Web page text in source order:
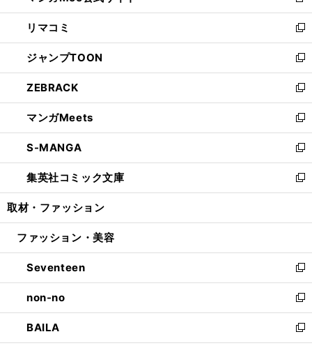
ウ
で
開
く
ン
ド
ウ
で
開
く
ウ
ィ
ン
ド
ウ
で
開
く
し
い
ウ
ィ
ン
ド
ウ
で
開
く
リマコミ
新
し
い
ウ
ィ
ン
ド
ウ
で
開
く
ジャンプTOON
新
し
い
ウ
ィ
ン
ド
ウ
で
開
ZEBRACK
新
し
い
ウ
ィ
ン
ド
ウ
開
マンガMeets
新
し
い
ウ
ィ
ン
ウ
開
く
S-MANGA
新
し
い
ウ
ン
ウ
で
開
く
集英社コミック文庫
新
し
ウ
ン
ド
ウ
で
開
く
取材・ファッション
ファッション・美容
Seventeen
新
し
い
ウ
ィ
ン
non-no
新
し
い
ウ
BAILA
新
し